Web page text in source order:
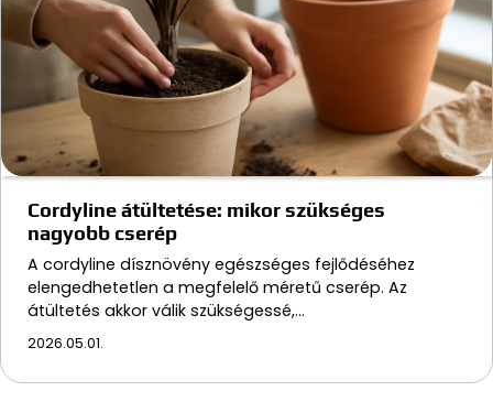
Cordyline átültetése: mikor szükséges
nagyobb cserép
A cordyline dísznövény egészséges fejlődéséhez
elengedhetetlen a megfelelő méretű cserép. Az
átültetés akkor válik szükségessé,…
2026.05.01.